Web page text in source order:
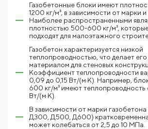
Газобетонные блоки имеют
1200 кг/м³, в зависимости от марки и
Наиболее распространенными
плотностью 500-600 кг/м³,
подходят для малоэтажного
Газобетон характеризуется низкой
теплопроводностью, что делает
материалом для стеновых
Коэффициент теплопроводности
0,09 до 0,15 Вт/(м·К). Например,
600 кг/м³ имеют теплопроводность
Вт/(м·К).
В зависимости от марки
Д300, Д500, Д600)
может колебаться от 2,5 до 10 МПа.